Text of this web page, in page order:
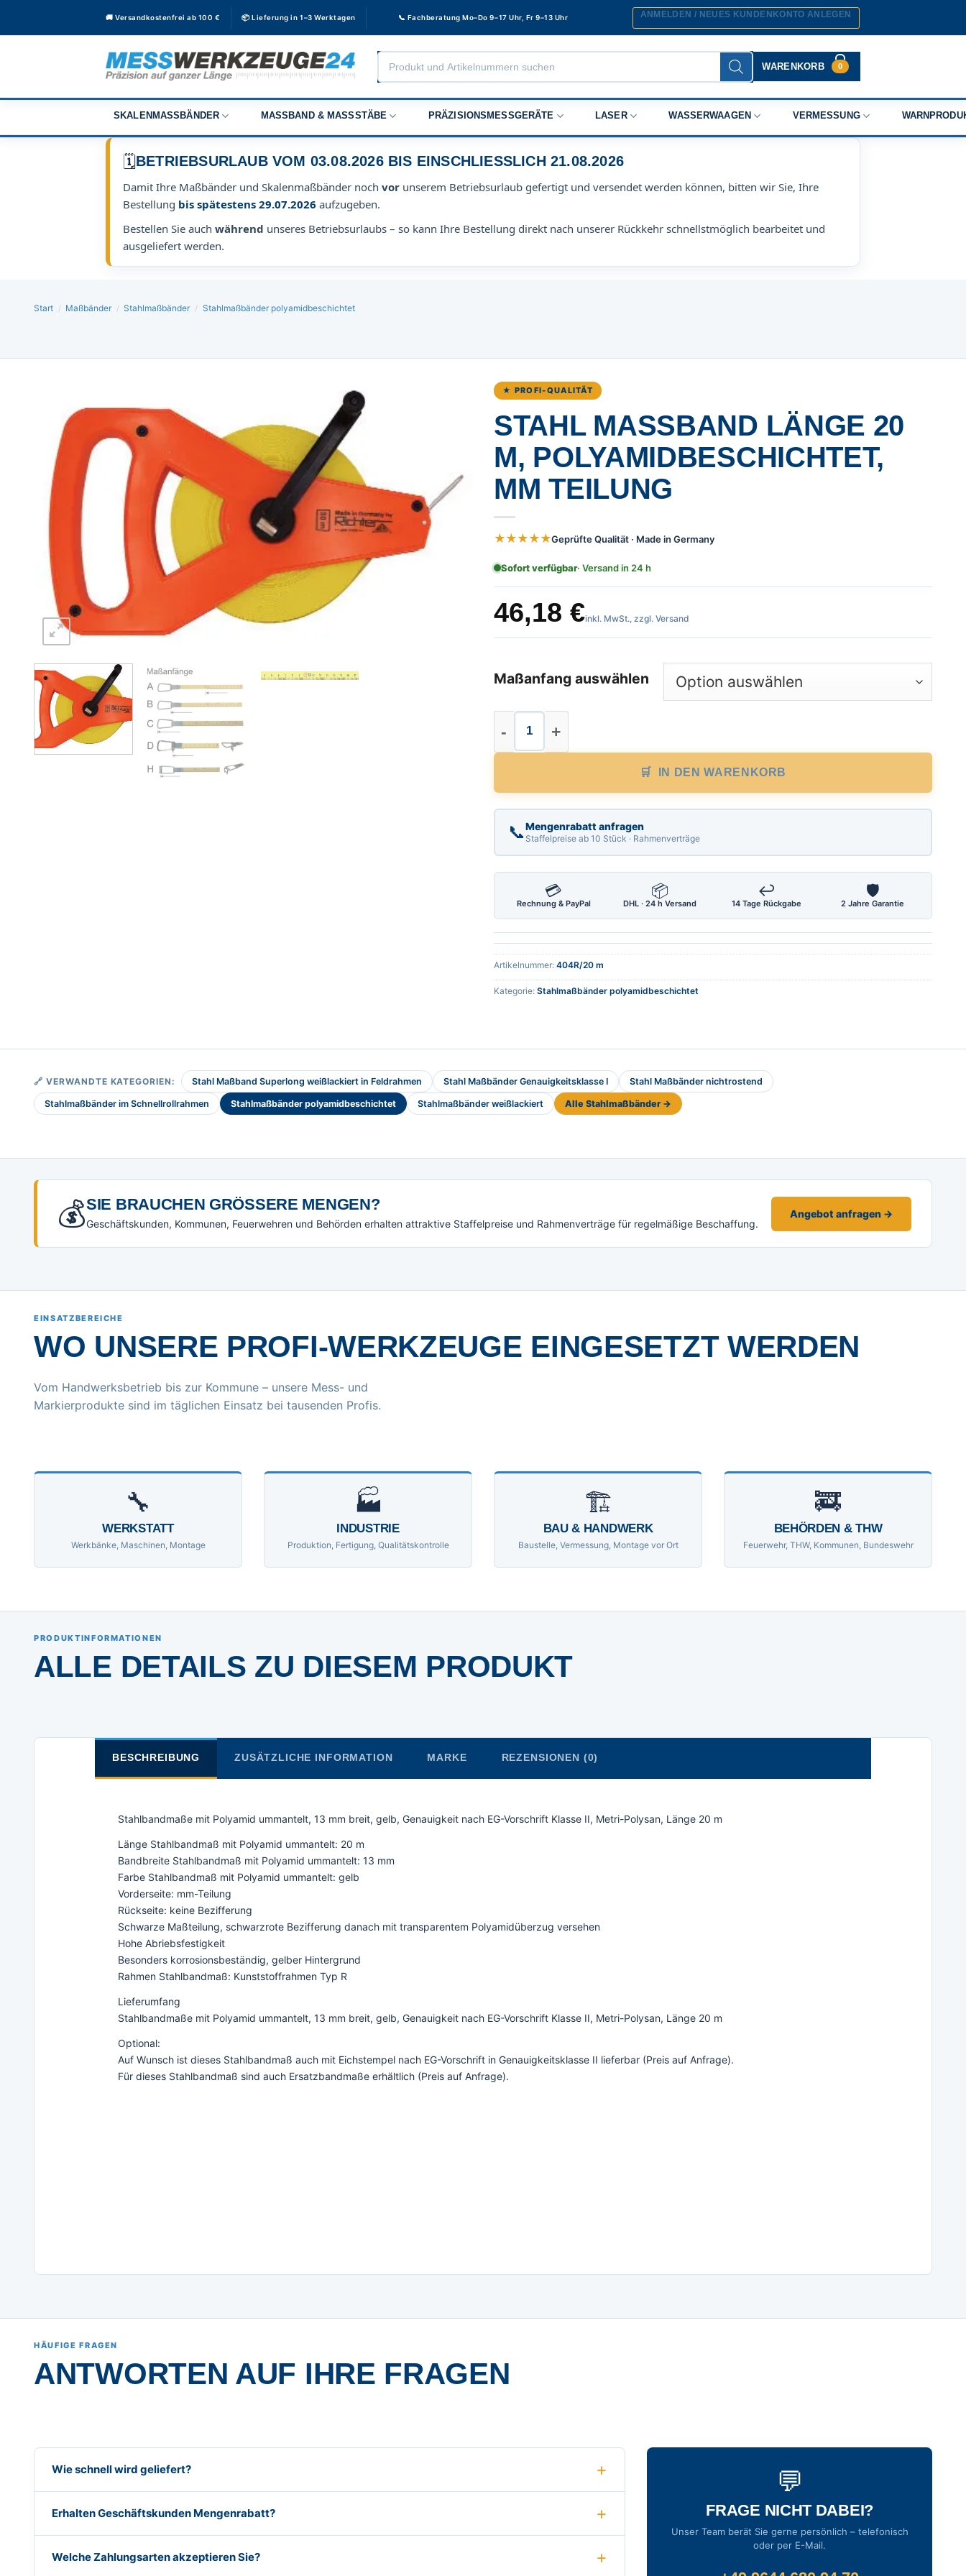
🚚 Versandkostenfrei ab 100 € 📦 Lieferung in 1–3 Werktagen 📞 Fachberatung Mo–Do 9–17 Uhr, Fr 9–13 Uhr ANMELDEN / NEUES KUNDENKONTO ANLEGEN
Products
search
WARENKORB 0
SKALENMASSBÄNDER MASSBAND & MASSSTÄBE PRÄZISIONSMESSGERÄTE LASER WASSERWAAGEN VERMESSUNG
🗓️BETRIEBSURLAUB VOM 03.08.2026 BIS EINSCHLIESSLICH 21.08.2026
Damit Ihre Maßbänder und Skalenmaßbänder noch vor unserem Betriebsurlaub gefertigt und versendet werden können, bitten wir Sie, Ihre
Bestellung bis spätestens 29.07.2026 aufzugeben.
Bestellen Sie auch während unseres Betriebsurlaubs – so kann Ihre Bestellung direkt nach unserer Rückkehr schnellstmöglich bearbeitet und
ausgeliefert werden.
Start / Maßbänder / Stahlmaßbänder / Stahlmaßbänder polyamidbeschichtet
★ PROFI-QUALITÄT
STAHL MASSBAND LÄNGE 20 M
, POLYAMIDBESCHICHTET, M
M TEILUNG
★★★★★Geprüfte Qualität · Made in Germany
Sofort verfügbar· Versand in 24 h
46,18 €inkl. MwSt., zzgl. Versand
Maßanfang auswählen
Stahl Maßband Länge 20 m, polyamidbeschichtet, mm
IN DEN WARENKORB
📞Mengenrabatt anfragen
Staffelpreise ab 10 Stück · Rahmenverträge
💳
Rechnung & PayPal
📦
DHL · 24 h Versand
↩
14 Tage Rückgabe
🛡
2 Jahre Garantie
Artikelnummer: 404R/20 m
Kategorie: Stahlmaßbänder polyamidbeschichtet
🔗 VERWANDTE KATEGORIEN: Stahl Maßband Superlong weißlackiert in Feldrahmen Stahl Maßbänder Genauigkeitsklasse I Stahl Maßbänder nichtrostend
Stahlmaßbänder im Schnellrollrahmen Stahlmaßbänder polyamidbeschichtet Stahlmaßbänder weißlackiert Alle Stahlmaßbänder →
💰SIE BRAUCHEN GRÖSSERE MENGEN?
Geschäftskunden, Kommunen, Feuerwehren und Behörden erhalten attraktive Staffelpreise und Rahmenverträge für regelmäßige Beschaffung.
Angebot anfragen →
EINSATZBEREICHE
WO UNSERE PROFI-WERKZEUGE EINGESETZT WERDEN
Vom Handwerksbetrieb bis zur Kommune – unsere Mess- und
Markierprodukte sind im täglichen Einsatz bei tausenden Profis.
🔧
WERKSTATT
Werkbänke, Maschinen, Montage
🏭
INDUSTRIE
Produktion, Fertigung, Qualitätskontrolle
🏗
BAU & HANDWERK
Baustelle, Vermessung, Montage vor Ort
🚒
BEHÖRDEN & THW
Feuerwehr, THW, Kommunen, Bundeswehr
PRODUKTINFORMATIONEN
ALLE DETAILS ZU DIESEM PRODUKT
BESCHREIBUNG ZUSÄTZLICHE INFORMATION MARKE REZENSIONEN (0)
Stahlbandmaße mit Polyamid ummantelt, 13 mm breit, gelb, Genauigkeit nach EG-Vorschrift Klasse II, Metri-Polysan, Länge 20 m
Länge Stahlbandmaß mit Polyamid ummantelt: 20 m
Bandbreite Stahlbandmaß mit Polyamid ummantelt: 13 mm
Farbe Stahlbandmaß mit Polyamid ummantelt: gelb
Vorderseite: mm-Teilung
Rückseite: keine Bezifferung
Schwarze Maßteilung, schwarzrote Bezifferung danach mit transparentem Polyamidüberzug versehen
Hohe Abriebsfestigkeit
Besonders korrosionsbeständig, gelber Hintergrund
Rahmen Stahlbandmaß: Kunststoffrahmen Typ R
Lieferumfang
Stahlbandmaße mit Polyamid ummantelt, 13 mm breit, gelb, Genauigkeit nach EG-Vorschrift Klasse II, Metri-Polysan, Länge 20 m
Optional:
Auf Wunsch ist dieses Stahlbandmaß auch mit Eichstempel nach EG-Vorschrift in Genauigkeitsklasse II lieferbar (Preis auf Anfrage).
Für dieses Stahlbandmaß sind auch Ersatzbandmaße erhältlich (Preis auf Anfrage).
HÄUFIGE FRAGEN
ANTWORTEN AUF IHRE FRAGEN
Wie schnell wird geliefert?
Erhalten Geschäftskunden Mengenrabatt?
Welche Zahlungsarten akzeptieren Sie?
💬
FRAGE NICHT DABEI?
Unser Team berät Sie gerne persönlich – telefonisch
oder per E-Mail.